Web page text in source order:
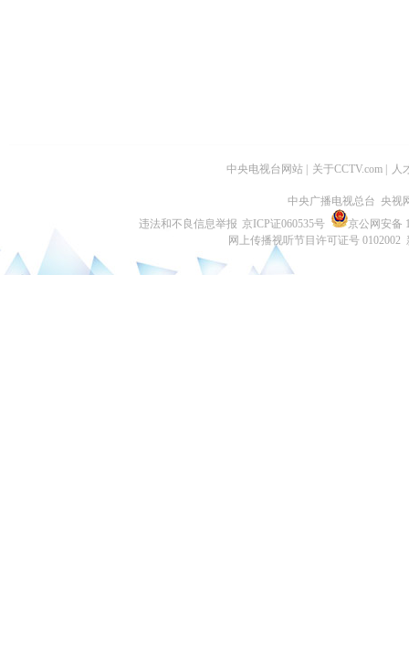
中央电视台网站 关于CCTV.com 人
中央广播电视总台 央视
违法和不良信息举报 京ICP证060535号
京公网安备
网上传播视听节目许可证号 0102002